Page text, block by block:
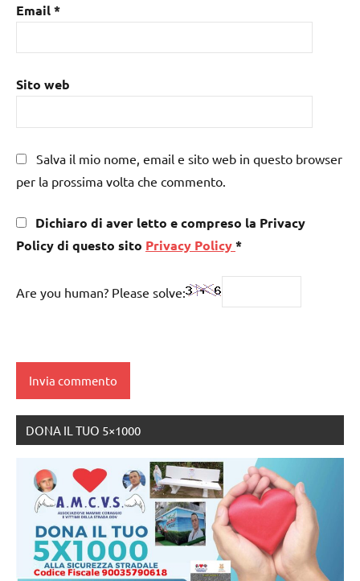
Email*
Sito web
Salva il mio nome, email e sito web in questo browser
per la prossima volta che commento.
Dichiaro di aver letto e compreso la Privacy
Policy di questo sito Privacy Policy*
Are you human? Please solve:
DONA IL TUO 5×1000